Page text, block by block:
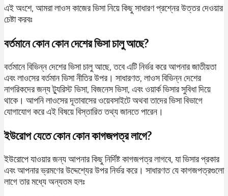
এই অংশে, আমরা লাওস কাজের ভিসা নিয়ে কিছু সাধারণ প্রশ্নের উত্তর দেওয়ার
চেষ্টা করবঃ
বর্তমানে কোন কোন দেশের ভিসা চালু আছে?
বর্তমানে বিভিন্ন দেশের ভিসা চালু আছে, তবে এটি নির্ভর করে আপনার জাতীয়তা
এবং লাওসের বর্তমান ভিসা নীতির উপর। সাধারণত, লাওস বিভিন্ন দেশের
নাগরিকদের জন্য ট্যুরিস্ট ভিসা, বিজনেস ভিসা, এবং ওয়ার্ক ভিসার সুবিধা দিয়ে
থাকে। আপনি লাওসের দূতাবাসের ওয়েবসাইটে অথবা তাদের ভিসা বিভাগে
যোগাযোগ করে এই বিষয়ে বিস্তারিত তথ্য জানতে পারেন।
ইউরোপ যেতে কোন কোন কাগজপত্র লাগে?
ইউরোপে যাওয়ার জন্য আপনার কিছু নির্দিষ্ট কাগজপত্র লাগবে, যা ভিসার প্রকার
এবং আপনার ভ্রমণের উদ্দেশ্যের উপর নির্ভর করে। সাধারণত যে কাগজপত্রগুলো
লাগে তার মধ্যে অন্যতম হলঃ